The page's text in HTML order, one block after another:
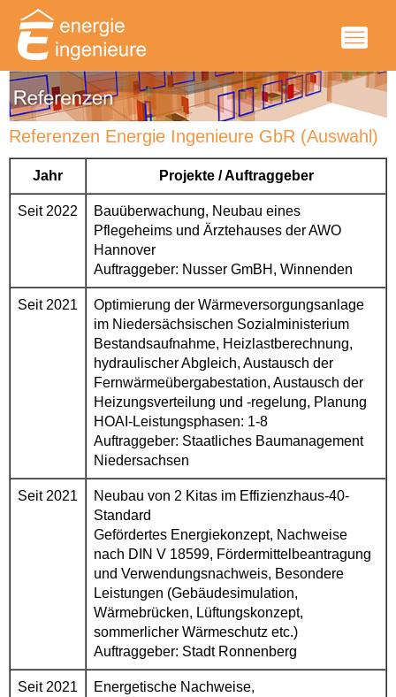
Referenzen Energie Ingenieure GbR (Auswahl)
Jahr Projekte / Auftraggeber
Seit 2022
Bauüberwachung, Neubau eines
Pflegeheims und Ärztehauses der AWO
Hannover
Auftraggeber: Nusser GmBH, Winnenden
Seit 2021
Optimierung der Wärmeversorgungsanlage
im Niedersächsischen Sozialministerium
Bestandsaufnahme, Heizlastberechnung,
hydraulischer Abgleich, Austausch der
Fernwärmeübergabestation, Austausch der
Heizungsverteilung und -regelung, Planung
HOAI-Leistungsphasen: 1-8
Auftraggeber: Staatliches Baumanagement
Niedersachsen
Seit 2021
Neubau von 2 Kitas im Effizienzhaus-40-
Standard
Gefördertes Energiekonzept, Nachweise
nach DIN V 18599, Fördermittelbeantragung
und Verwendungsnachweis, Besondere
Leistungen (Gebäudesimulation,
Wärmebrücken, Lüftungskonzept,
sommerlicher Wärmeschutz etc.)
Auftraggeber: Stadt Ronnenberg
Seit 2021
Energetische Nachweise,